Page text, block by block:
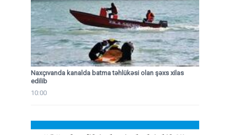
Naxçıvanda kanalda batma təhlükəsi olan şəxs xilas
edilib
10:00